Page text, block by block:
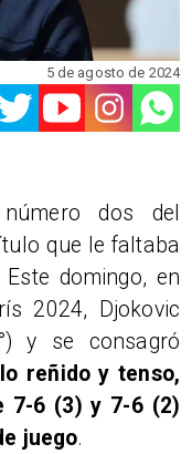
5 de agosto de 2024
dos del
que le faltaba
domingo, en
2024, Djokovic
y se consagró
reñido y tenso,
7-6 (3) y 7-6 (2)
juego.